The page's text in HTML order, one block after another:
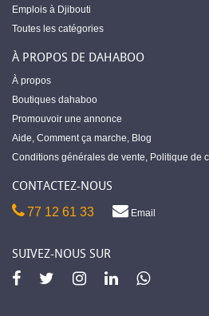
Emplois à Djibouti
Toutes les catégories
À PROPOS DE DAHABOO
À propos
Boutiques dahaboo
Promouvoir une annonce
Aide, Comment ça marche, Blog
Conditions générales de vente, Politique de
CONTACTEZ-NOUS
77 12 61 33 Email
SUIVEZ-NOUS SUR